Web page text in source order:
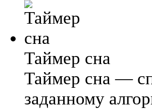
Таймер сна
Таймер сна —
заданному